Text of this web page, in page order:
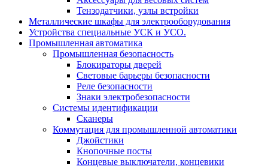
Тензодатчики, узлы встройки
Металлические шкафы для электрооборудования
Устройства специальные УСК и УСО.
Промышленная автоматика
Промышленная безопасность
Блокираторы дверей
Световые барьеры безопасности
Реле безопасности
Знаки электробезопасности
Системы идентификации
Сканеры
Коммутация для промышленной автоматики
Джойстики
Кнопочные посты
Концевые выключатели, концевики